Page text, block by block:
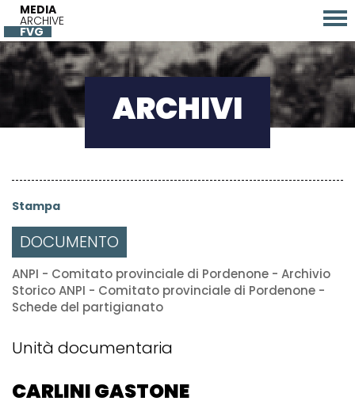
MEDIA
ARCHIVE
FVG
ARCHIVI
Stampa
DOCUMENTO
ANPI - Comitato provinciale di Pordenone - Archivio
Storico ANPI - Comitato provinciale di Pordenone -
Schede del partigianato
Unità documentaria
CARLINI GASTONE